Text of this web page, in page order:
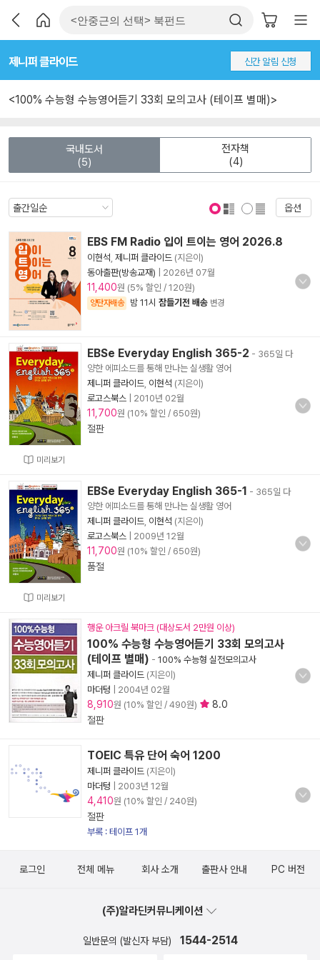
제니퍼 클라이드 신간 알림 신청
<100% 수능형 수능영어듣기 33회 모의고사 (테이프 별매)>
국내도서
(5)
전자책
(4)
옵션
EBS FM Radio 입이 트이는 영어 2026.8
이현석 제니퍼 클라이드 (지은이)
동아출판(방송교재)
2026년 07월
11,400원 (5% 할인 / 120원)
양탄자배송 밤 11시 잠들기전 배송 변경
미리보기
EBSe Everyday English 365-2 - 365일 다
양한 에피소드를 통해 만나는 실생활 영어
제니퍼 클라이드 이현석 (지은이)
로고스북스
2010년 02월
11,700원 (10% 할인 / 650원)
절판
미리보기
EBSe Everyday English 365-1 - 365일 다
양한 에피소드를 통해 만나는 실생활 영어
제니퍼 클라이드 이현석 (지은이)
로고스북스
2009년 12월
11,700원 (10% 할인 / 650원)
품절
행운 아크릴 북마크 (대상도서 2만원 이상)
100% 수능형 수능영어듣기 33회 모의고사
(테이프 별매) - 100% 수능형 실전모의고사
제니퍼 클라이드 (지은이)
마더텅
2004년 02월
8,910원 (10% 할인 / 490원)
8.0
절판
TOEIC 특유 단어 숙어 1200
제니퍼 클라이드 (지은이)
마더텅
2003년 12월
4,410원 (10% 할인 / 240원)
절판
부록 : 테이프 1개
로그인 전체 메뉴 회사 소개 출판사 안내 PC 버전
(주)알라딘커뮤니케이션
일반문의 (발신자 부담) 1544-2514